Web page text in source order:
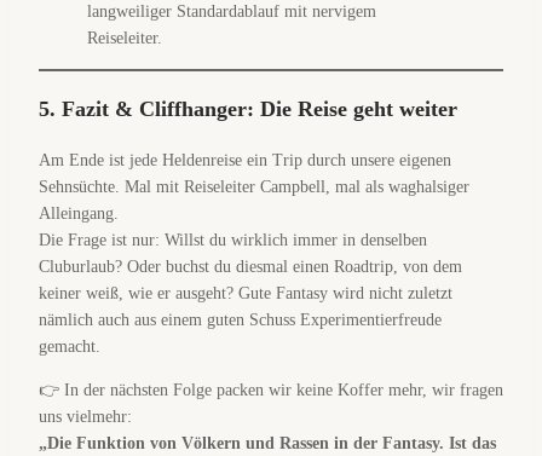
langweiliger Standardablauf mit nervigem
Reiseleiter.
5. Fazit & Cliffhanger: Die Reise geht weiter
Am Ende ist jede Heldenreise ein Trip durch unsere eigenen
Sehnsüchte. Mal mit Reiseleiter Campbell, mal als waghalsiger
Alleingang.
Die Frage ist nur: Willst du wirklich immer in denselben
Cluburlaub? Oder buchst du diesmal einen Roadtrip, von dem
keiner weiß, wie er ausgeht? Gute Fantasy wird nicht zuletzt
nämlich auch aus einem guten Schuss Experimentierfreude
gemacht.
👉 In der nächsten Folge packen wir keine Koffer mehr, wir fragen
uns vielmehr:
„Die Funktion von Völkern und Rassen in der Fantasy. Ist das